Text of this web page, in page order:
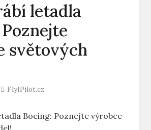
letadla
světových
FlyIPilot.cz